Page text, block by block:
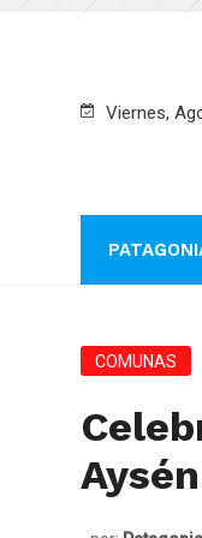
Viernes,
COMUNAS